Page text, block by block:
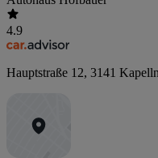
4.9
Hauptstraße 12, 3141 Kapelln